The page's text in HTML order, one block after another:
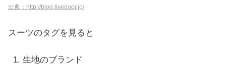
出典：http://blog.livedoor.jp/
スーツのタグを見ると
生地のブランド